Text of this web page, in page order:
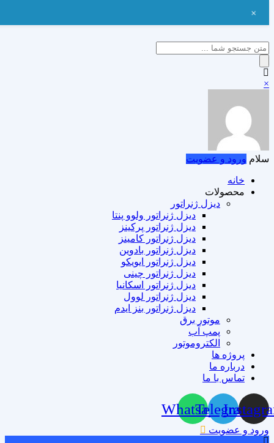
Products
search
×
سلام ورود و عضویت
خانه
محصولات
دیزل ژنراتور
دیزل ژنراتور ولوو پنتا
دیزل ژنراتور پرکینز
دیزل ژنراتور کامینز
دیزل ژنراتور بادوین
دیزل ژنراتور ایویکو
دیزل ژنراتور چینی
دیزل ژنراتور اسکانیا
دیزل ژنراتور لوول
دیزل ژنراتور بنز ایدم
موتور برق
پمپ آب
الکتروموتور
پروژه ها
درباره ما
تماس با ما
Telegram
Whatsapp
ورود و عضویت
+